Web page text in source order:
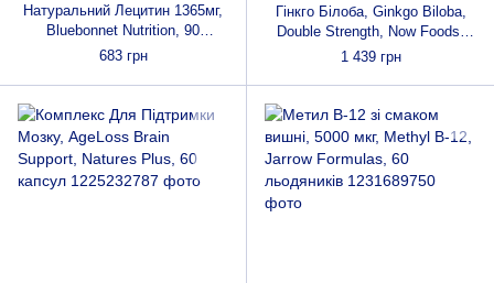
Натуральний Лецитин 1365мг,
Bluebonnet Nutrition, 90
желатинових капсул
683 грн
Гінкго Білоба, Ginkgo Biloba,
Double Strength, Now Foods,
120 мг, 200 капсул
1 439 грн